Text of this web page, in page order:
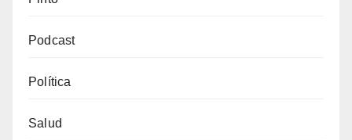
Podcast
Política
Salud